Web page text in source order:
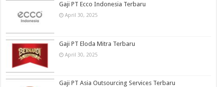
Gaji PT Ecco Indonesia Terbaru
April 30, 2025
Gaji PT Eloda Mitra Terbaru
April 30, 2025
Gaji PT Asia Outsourcing Services Terbaru